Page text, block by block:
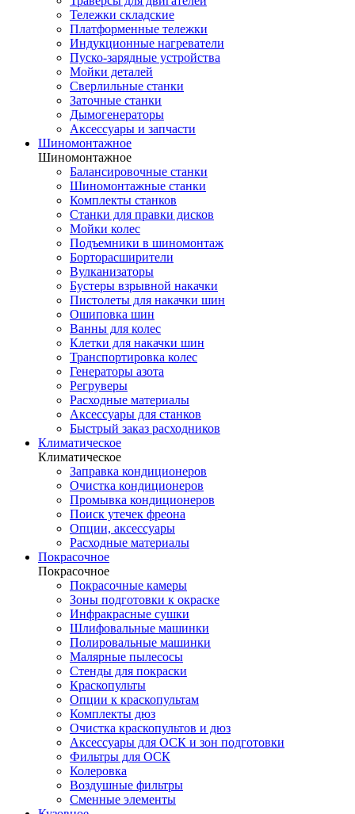
Тележки складские
Платформенные тележки
Индукционные нагреватели
Пуско-зарядные устройства
Мойки деталей
Сверлильные станки
Заточные станки
Дымогенераторы
Аксессуары и запчасти
Шиномонтажное
Шиномонтажное
Балансировочные станки
Шиномонтажные станки
Комплекты станков
Станки для правки дисков
Мойки колес
Подъемники в шиномонтаж
Борторасширители
Вулканизаторы
Бустеры взрывной накачки
Пистолеты для накачки шин
Ошиповка шин
Ванны для колес
Клетки для накачки шин
Транспортировка колес
Генераторы азота
Регруверы
Расходные материалы
Аксессуары для станков
Быстрый заказ расходников
Климатическое
Климатическое
Заправка кондиционеров
Очистка кондиционеров
Промывка кондиционеров
Поиск утечек фреона
Опции, аксессуары
Расходные материалы
Покрасочное
Покрасочное
Покрасочные камеры
Зоны подготовки к окраске
Инфракрасные сушки
Шлифовальные машинки
Полировальные машинки
Малярные пылесосы
Стенды для покраски
Краскопульты
Опции к краскопультам
Комплекты дюз
Очистка краскопультов и дюз
Аксессуары для ОСК и зон подготовки
Фильтры для ОСК
Колеровка
Воздушные фильтры
Сменные элементы